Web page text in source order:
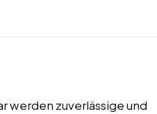
werden zuverlässige und